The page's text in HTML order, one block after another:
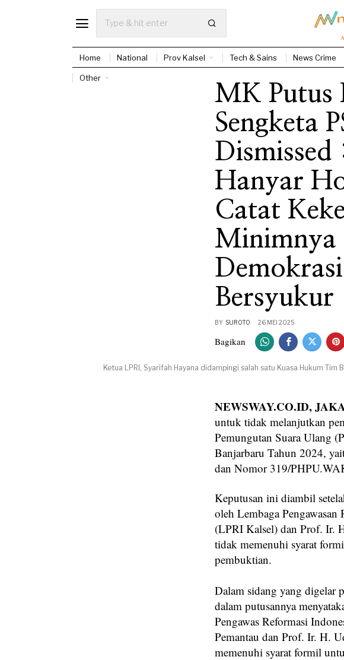
Home National Prov Kalsel Tech & Sains News Crime
Other
MK Putus
Sengketa
Hanyar
Catat
Minimnya
Bersyukur
BY SUROTO 26 MEI 2025
Bagikan
Ketua LPRI, Syarifah Hayana didampingi salah satu Kuasa Hukum
NEWSWAY.CO.ID,
untuk tidak melanjutkan
Pemungutan Suara Ulang
Banjarbaru Tahun 2024,
dan Nomor 319/
Keputusan ini diambil
oleh Lembaga
(LPRI Kalsel) dan Prof. Ir.
tidak memenuhi syarat
pembuktian.
Dalam sidang yang
dalam putusannya
Pengawas Reformasi
Pemantau dan Prof. Ir. H.
memenuhi syarat formil